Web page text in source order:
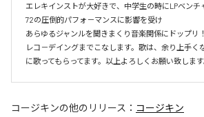
エレキインストが大好きで、中学生の時にLPベン
72の圧倒的パフォ－マンスに影響を受け
あらゆるジャンルを聞きまくり音楽関係にドップ
レコ－デイングまでこなします。歌は、余り上手く
に歌ってもらってます。以上よろしくお願い致します
コージキンの他のリリース： コージキン